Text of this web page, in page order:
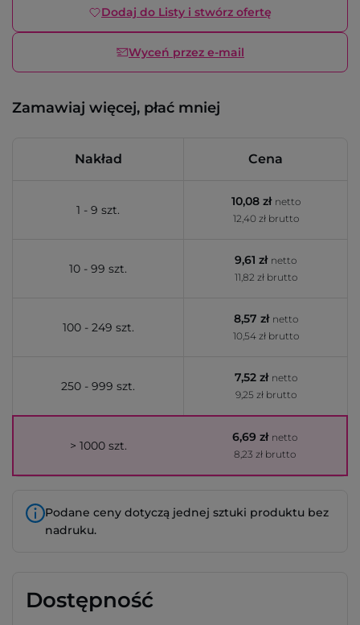
Dodaj do Listy i stwórz ofertę
Wyceń przez e-mail
Zamawiaj więcej, płać mniej
Nakład Cena
1 - 9 szt.
10,08 zł netto
12,40 zł brutto
10 - 99 szt.
9,61 zł netto
11,82 zł brutto
100 - 249 szt.
8,57 zł netto
10,54 zł brutto
250 - 999 szt.
7,52 zł netto
9,25 zł brutto
> 1000 szt.
6,69 zł netto
8,23 zł brutto
Podane ceny dotyczą jednej sztuki produktu bez
nadruku.
Dostępność